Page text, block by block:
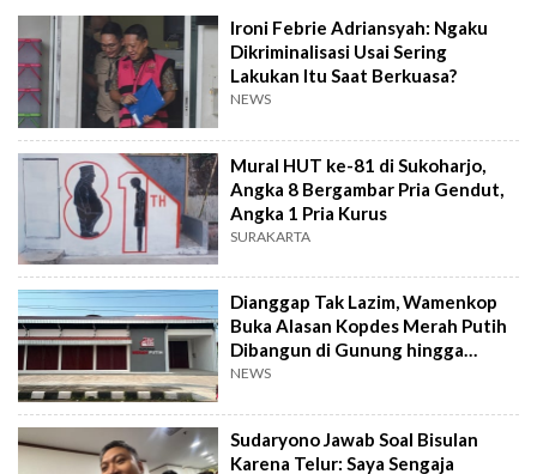
Ironi Febrie Adriansyah: Ngaku
Dikriminalisasi Usai Sering
Lakukan Itu Saat Berkuasa?
NEWS
Mural HUT ke-81 di Sukoharjo,
Angka 8 Bergambar Pria Gendut,
Angka 1 Pria Kurus
SURAKARTA
Dianggap Tak Lazim, Wamenkop
Buka Alasan Kopdes Merah Putih
Dibangun di Gunung hingga
Dekat TPA
NEWS
Sudaryono Jawab Soal Bisulan
Karena Telur: Saya Sengaja